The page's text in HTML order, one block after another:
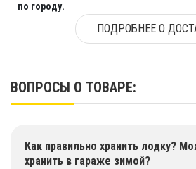
по городу.
ПОДРОБНЕЕ О
ВОПРОСЫ О ТОВАРЕ:
Как правильно хранить лодку?
хранить в гараже зимой?